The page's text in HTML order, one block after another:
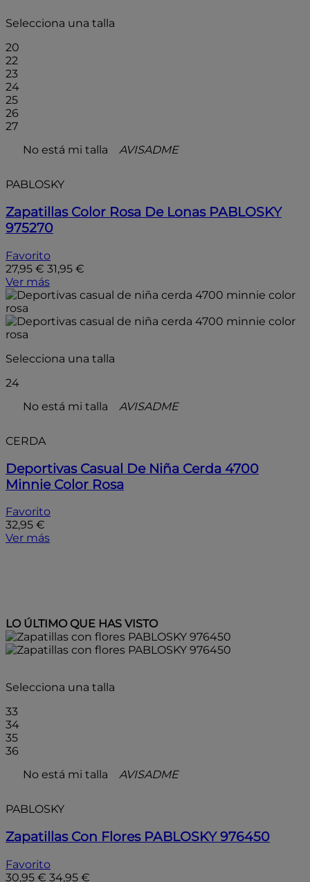
Selecciona una talla
20
22
23
24
25
26
27
No está mi talla
AVISADME
PABLOSKY
Zapatillas Color Rosa De Lonas PABLOSKY
975270
Favorito
27,95 € 31,95 €
Ver más
Selecciona una talla
24
No está mi talla
AVISADME
CERDA
Deportivas Casual De Niña Cerda 4700
Minnie Color Rosa
Favorito
32,95 €
Ver más
LO ÚLTIMO QUE HAS VISTO
Selecciona una talla
33
34
35
36
No está mi talla
AVISADME
PABLOSKY
Zapatillas Con Flores PABLOSKY 976450
Favorito
30,95 € 34,95 €